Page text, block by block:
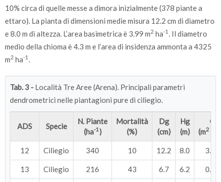
10% circa di quelle messe a dimora inizialmente (378 piante a
ettaro). La pianta di dimensioni medie misura 12.2 cm di diametro
e 8.0 m di altezza. L’area basimetrica è 3.99 m2 ha-1 . Il diametro
medio della chioma è 4.3 m e l’area di insidenza ammonta a 4325
m2 ha-1 .
Tab. 3 - Località Tre Aree (Arena). Principali parametri
dendrometrici nelle piantagioni pure di ciliegio.
ADS Specie
N. Piante
(ha-1)
Mortalità
(%)
Dg
(cm)
Hg
(m)
G
(m2
12 Ciliegio 340 10 12.2 8.0 3.99
13 Ciliegio 216 43 6.7 6.2 0.76